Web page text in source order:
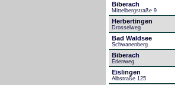
Biberach
Mittelbergstraße 9
Herbertingen
Drosselweg
Bad Waldsee
Schwanenberg
Biberach
Erlenweg
Eislingen
Albstraße 125